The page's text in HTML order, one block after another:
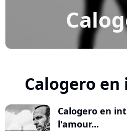
Calogero
Calogero en
l'amour...